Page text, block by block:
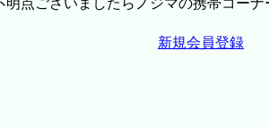
点ございましたらノジマの携帯コーナ
新規会員登録